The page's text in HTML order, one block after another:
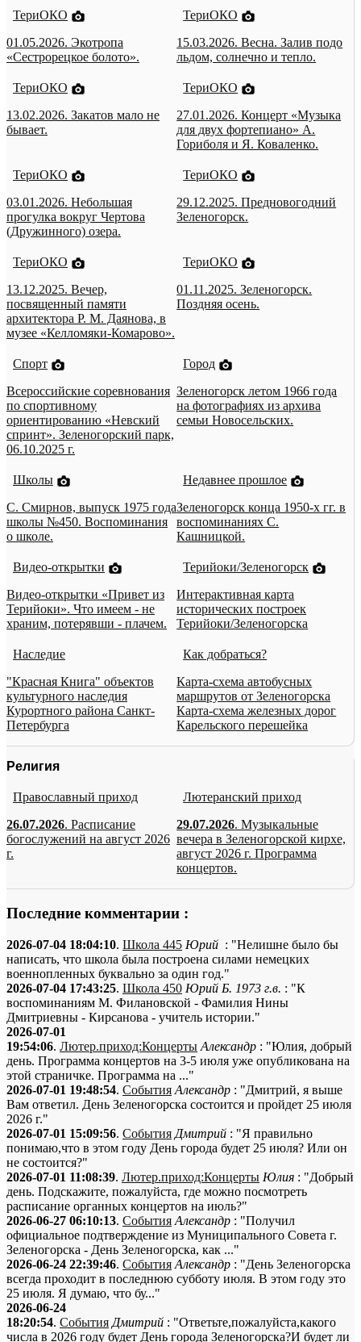
ТериОКО
01.05.2026. Экотропа
«Сестрорецкое болото».
ТериОКО
15.03.2026. Весна. Залив подо
льдом, солнечно и тепло.
ТериОКО
13.02.2026. Закатов мало не
бывает.
ТериОКО
27.01.2026. Концерт «Музыка
для двух фортепиано» А.
Гориболя и Я. Коваленко.
ТериОКО
03.01.2026. Небольшая
прогулка вокруг Чертова
(Дружинного) озера.
ТериОКО
29.12.2025. Предновогодний
Зеленогорск.
ТериОКО
13.12.2025. Вечер,
посвященный памяти
архитектора Р. М. Даянова, в
музее «Келломяки-Комарово».
ТериОКО
01.11.2025. Зеленогорск.
Поздняя осень.
Спорт
Всероссийские соревнования
по спортивному
ориентированию «Невский
спринт». Зеленогорский парк,
06.10.2025 г.
Город
Зеленогорск летом 1966 года
на фотографиях из архива
семьи Новосельских.
Школы
С. Смирнов, выпуск 1975 года
школы №450. Воспоминания
о школе.
Недавнее прошлое
Зеленогорск конца 1950-х гг. в
воспоминаниях С.
Кашницкой.
Видео-открытки
Видео-открытки «Привет из
Терийоки». Что имеем - не
храним, потерявши - плачем.
Терийоки/Зеленогорск
Интерактивная карта
исторических построек
Терийоки/Зеленогорска
Наследие
"Красная Книга" объектов
культурного наследия
Курортного района Санкт-
Петербурга
Как добраться?
Карта-схема автобусных
маршрутов от Зеленогорска
Карта-схема железных дорог
Карельского перешейка
Религия
Православный приход
26.07.2026. Расписание
богослужений на август 2026
г.
Лютеранский приход
29.07.2026. Музыкальные
вечера в Зеленогорской кирхе,
август 2026 г. Программа
концертов.
Последние комментарии :
2026-07-04 18:04:10. Школа 445 Юрий : "Нелишне было бы
написать, что школа была построена силами немецких
военнопленных буквально за один год."
2026-07-04 17:43:25. Школа 450 Юрий Б. 1973 г.в. : "К
воспоминаниям М. Филановской - Фамилия Нины
Дмитриевны - Кирсанова - учитель истории."
2026-07-01
19:54:06. Лютер.приход:Концерты Александр : "Юлия, добрый
день. Программа концертов на 3-5 июля уже опубликована на
этой страничке. Программа на ..."
2026-07-01 19:48:54. События Александр : "Дмитрий, я выше
Вам ответил. День Зеленогорска состоится и пройдет 25 июля
2026 г."
2026-07-01 15:09:56. События Дмитрий : "Я правильно
понимаю,что в этом году День города будет 25 июля? Или он
не состоится?"
2026-07-01 11:08:39. Лютер.приход:Концерты Юлия : "Добрый
день. Подскажите, пожалуйста, где можно посмотреть
расписание органных концертов на июль?"
2026-06-27 06:10:13. События Александр : "Получил
официальное подтверждение из Муниципального Совета г.
Зеленогорска - День Зеленогорска, как ..."
2026-06-24 22:39:46. События Александр : "День Зеленогорска
всегда проходит в последнюю субботу июля. В этом году это
25 июля. Я думаю, что бу..."
2026-06-24
18:20:54. События Дмитрий : "Ответьте,пожалуйста,какого
числа в 2026 году будет День города Зеленогорска?И будет ли